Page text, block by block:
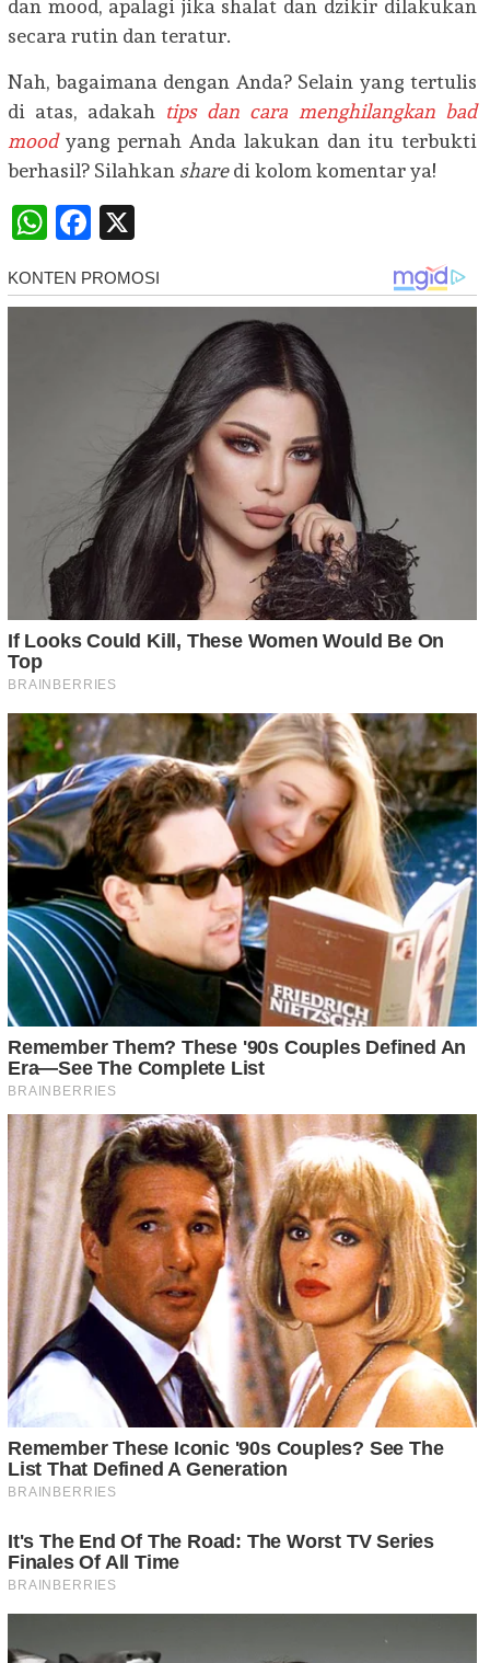
dan mood, apalagi jika shalat dan dzikir dilakukan
secara rutin dan teratur.
Nah, bagaimana dengan Anda? Selain yang tertulis
di atas, adakah
tips dan cara menghilangkan bad
moodyang pernah Anda lakukan dan itu terbukti
berhasil? Silahkan sharedi kolom komentar ya!
WhatsApp
Facebook